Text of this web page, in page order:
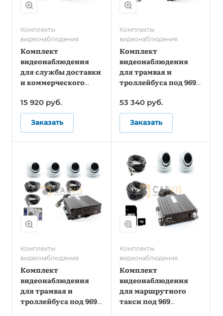
Комплекты
видеонаблюдения
Комплект
видеонаблюдения
для службы доставки
и коммерческого
15 920 руб.
Заказать
Комплекты
видеонаблюдения
Комплект
видеонаблюдения
для трамвая и
троллейбуса под 969
Онлайн
53 340 руб.
Заказать
Комплекты
видеонаблюдения
Комплект
видеонаблюдения
для трамвая и
троллейбуса под 969
Комплекты
видеонаблюдения
Комплект
видеонаблюдения
для маршрутного
такси под 969